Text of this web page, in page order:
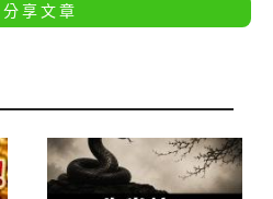
分享文章